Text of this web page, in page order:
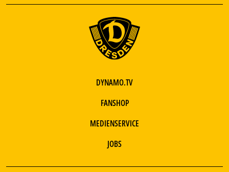
DYNAMO.TV
FANSHOP
MEDIENSERVICE
JOBS